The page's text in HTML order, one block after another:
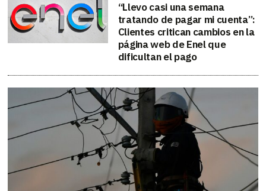
“Llevo casi una semana
tratando de pagar mi cuenta”:
Clientes critican cambios en la
página web de Enel que
dificultan el pago